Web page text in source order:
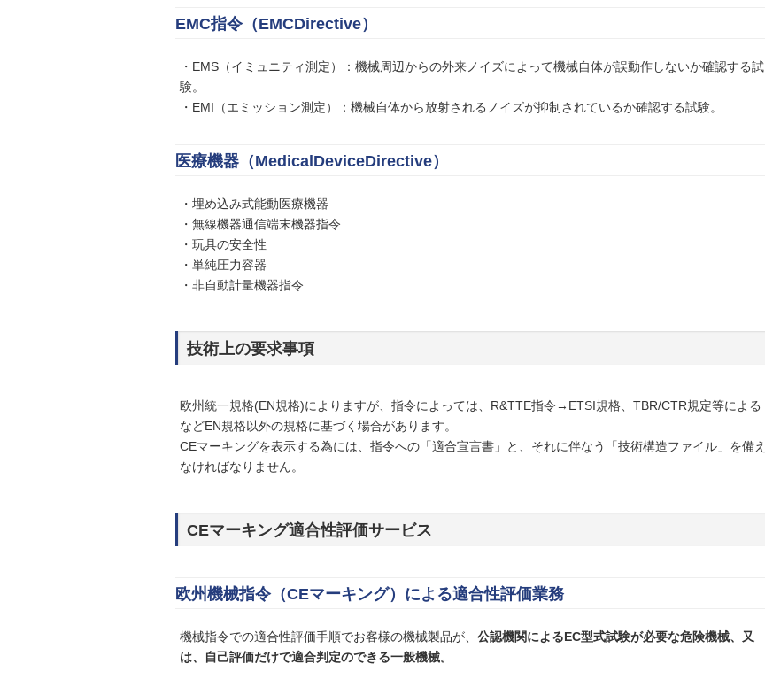
EMC指令（EMCDirective）
・EMS（イミュニティ測定）：機械周辺からの外来ノイズによって機械自体が誤動作しないか確認する試
験。
・EMI（エミッション測定）：機械自体から放射されるノイズが抑制されているか確認する試験。
医療機器（MedicalDeviceDirective）
・埋め込み式能動医療機器
・無線機器通信端末機器指令
・玩具の安全性
・単純圧力容器
・非自動計量機器指令
技術上の要求事項
欧州統一規格(EN規格)によりますが、指令によっては、R&TTE指令→ETSI規格、TBR/CTR規定等による
などEN規格以外の規格に基づく場合があります。
CEマーキングを表示する為には、指令への「適合宣言書」と、それに伴なう「技術構造ファイル」を備え
なければなりません。
CEマーキング適合性評価サービス
欧州機械指令（CEマーキング）による適合性評価業務
機械指令での適合性評価手順でお客様の機械製品が、 公認機関によるEC型式試験が必要な危険機械、又
は、自己評価だけで適合判定のできる一般機械。